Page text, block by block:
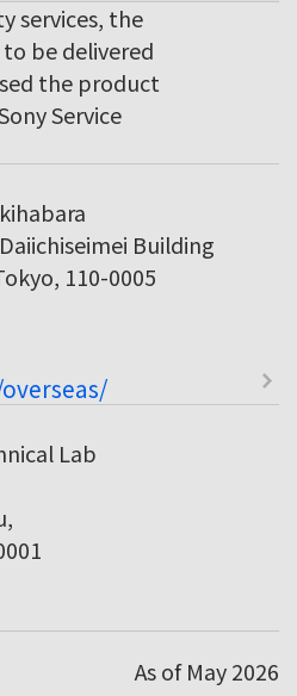
services, the
be delivered
the product
Service
Building
110-0005
Lab
As of May 2026